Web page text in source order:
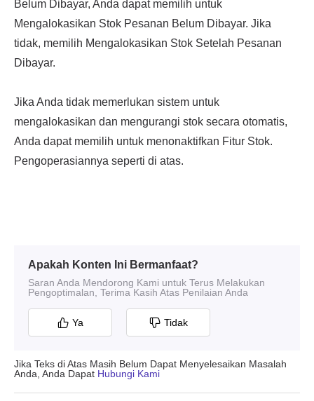
Apakah Konten Ini Bermanfaat?
Saran Anda Mendorong Kami untuk Terus Melakukan
Pengoptimalan, Terima Kasih Atas Penilaian Anda
Ya Tidak
Jika Teks di Atas Masih Belum Dapat Menyelesaikan Masalah
Anda, Anda Dapat Hubungi Kami